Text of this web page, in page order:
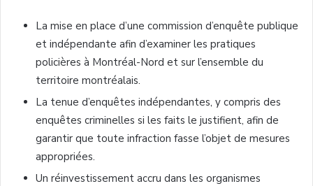
La mise en place d’une commission d’enquête publique
et indépendante afin d’examiner les pratiques
policières à Montréal-Nord et sur l’ensemble du
territoire montréalais.
La tenue d’enquêtes indépendantes, y compris des
enquêtes criminelles si les faits le justifient, afin de
garantir que toute infraction fasse l’objet de mesures
appropriées.
Un réinvestissement accru dans les organismes